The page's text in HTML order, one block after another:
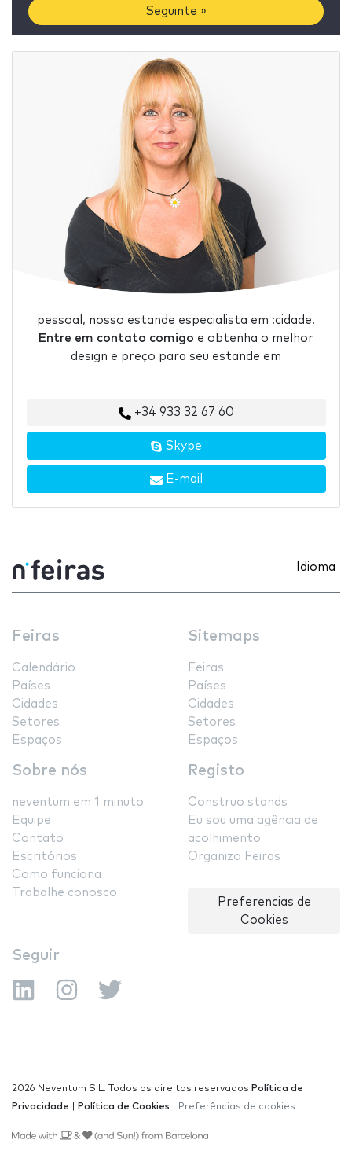
Seguinte »
pessoal, nosso estande especialista em :cidade.
Entre em contato comigo e obtenha o melhor
design e preço para seu estande em
+34 933 32 67 60
Skype
E-mail
Idioma
Feiras
Calendário
Países
Cidades
Setores
Espaços
Sitemaps
Feiras
Países
Cidades
Setores
Espaços
Sobre nós
neventum em 1 minuto
Equipe
Contato
Escritórios
Como funciona
Trabalhe conosco
Registo
Construo stands
Eu sou uma agência de
acolhimento
Organizo Feiras
Preferencias de
Cookies
Seguir
2026 Neventum S.L. Todos os direitos reservados Política de
Privacidade
Política de Cookies Preferências de cookies